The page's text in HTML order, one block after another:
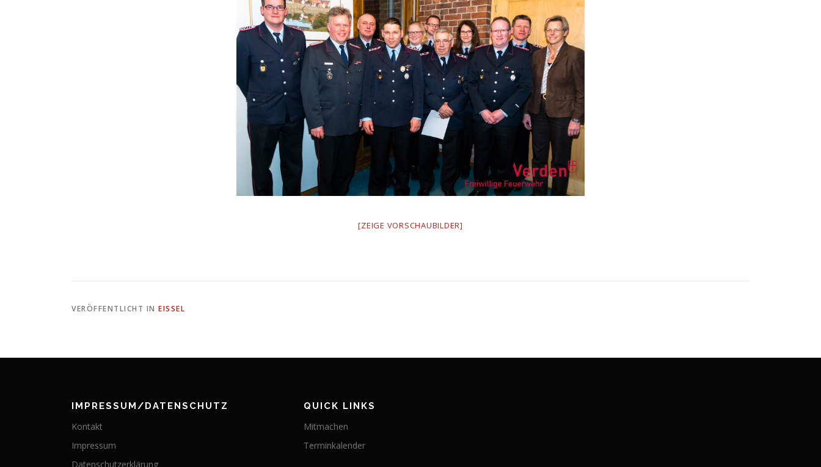
[ZEIGE VORSCHAUBILDER]
VERÖFFENTLICHT IN EISSEL
IMPRESSUM/DATENSCHUTZ
Kontakt
Impressum
Datenschutzerklärung
QUICK LINKS
Mitmachen
Terminkalender